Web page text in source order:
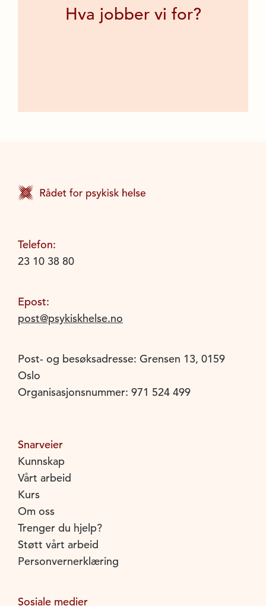
Hva jobber vi for?
Telefon:
23 10 38 80
Epost:
post@psykiskhelse.no
Post- og besøksadresse: Grensen 13, 0159
Oslo
Organisasjonsnummer: 971 524 499
Snarveier
Kunnskap
Vårt arbeid
Kurs
Om oss
Trenger du hjelp?
Støtt vårt arbeid
Personvernerklæring
Sosiale medier